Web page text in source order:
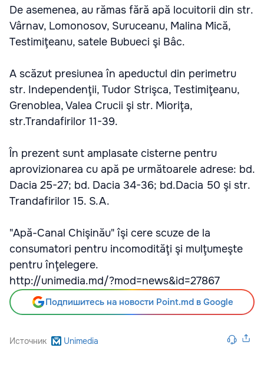
De asemenea, au rămas fără apă locuitorii din str.
Vârnav, Lomonosov, Suruceanu, Malina Mică,
Testimiţeanu, satele Bubueci şi Bâc.
A scăzut presiunea în apeductul din perimetru
str. Independenţii, Tudor Strişca, Testimiţeanu,
Grenoblea, Valea Crucii şi str. Mioriţa,
str.Trandafirilor 11-39.
În prezent sunt amplasate cisterne pentru
aprovizionarea cu apă pe următoarele adrese: bd.
Dacia 25-27; bd. Dacia 34-36; bd.Dacia 50 şi str.
Trandafirilor 15. S.A.
"Apă-Canal Chişinău" îşi cere scuze de la
consumatori pentru incomodităţi şi mulţumeşte
pentru înţelegere.
http://unimedia.md/?mod=news&id=27867
Подпишитесь на новости Point.md в Google
Источник Unimedia